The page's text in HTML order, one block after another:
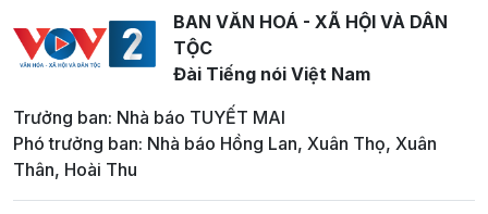
BAN VĂN HOÁ - XÃ HỘI VÀ DÂN
TỘC
Đài Tiếng nói Việt Nam
Trưởng ban: Nhà báo TUYẾT MAI
Phó trưởng ban: Nhà báo Hồng Lan, Xuân Thọ, Xuân
Thân, Hoài Thu